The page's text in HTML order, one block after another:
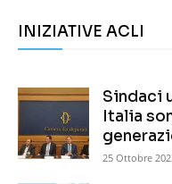
INIZIATIVE ACLI
Sindaci
Italia
25 Ottobre